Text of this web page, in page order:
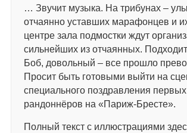
… Звучит музыка. На трибунах –
отчаянно уставших марафонцев и
центре зала подмостки ждут
сильнейших из отчаянных.
Боб, довольный – все прошло
Просит быть готовыми выйти на
специального поздравления
рандоннёров на «Париж-Бресте».
Полный текст с иллюстрациями